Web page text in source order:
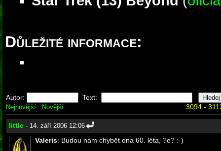
Důležité informace:
Autor: Text:
Nejnovější Novější 3094 -
little - 14. září 2006 12:06
Valeris: Budou nám chybět ona 60. léta, ?e? :-)